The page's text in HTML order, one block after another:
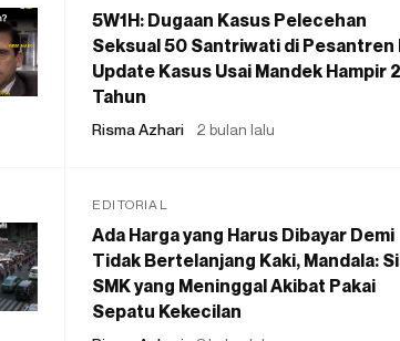
5W1H: Dugaan Kasus Pelecehan
Seksual 50 Santriwati di Pesantren
Update Kasus Usai Mandek Hampir 2
Tahun
Risma Azhari 2 bulan lalu
EDITORIAL
Ada Harga yang Harus Dibayar Demi
Tidak Bertelanjang Kaki, Mandala:
SMK yang Meninggal Akibat Pakai
Sepatu Kekecilan